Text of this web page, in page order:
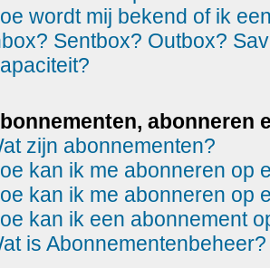
wordt mij bekend of ik
Sentbox? Outbox?
abonneren
zijn abonnementen?
kan ik me abonneren op
kan ik me abonneren op
kan ik een abonnement
is Abonnementenbeheer?